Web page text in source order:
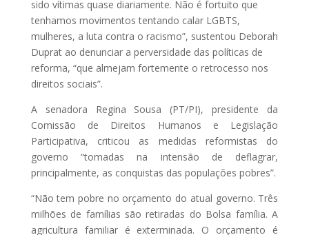
sido vítimas quase diariamente. Não é fortuito que
tenhamos movimentos tentando calar LGBTS,
mulheres, a luta contra o racismo”, sustentou Deborah
Duprat ao denunciar a perversidade das políticas de
reforma, “que almejam fortemente o retrocesso nos
direitos sociais”.
A senadora Regina Sousa (PT/PI), presidente da
Comissão de Direitos Humanos e Legislação
Participativa, criticou as medidas reformistas do
governo “tomadas na intensão de deflagrar,
principalmente, as conquistas das populações pobres”.
“Não tem pobre no orçamento do atual governo. Três
milhões de famílias são retiradas do Bolsa família. A
agricultura familiar é exterminada. O orçamento é